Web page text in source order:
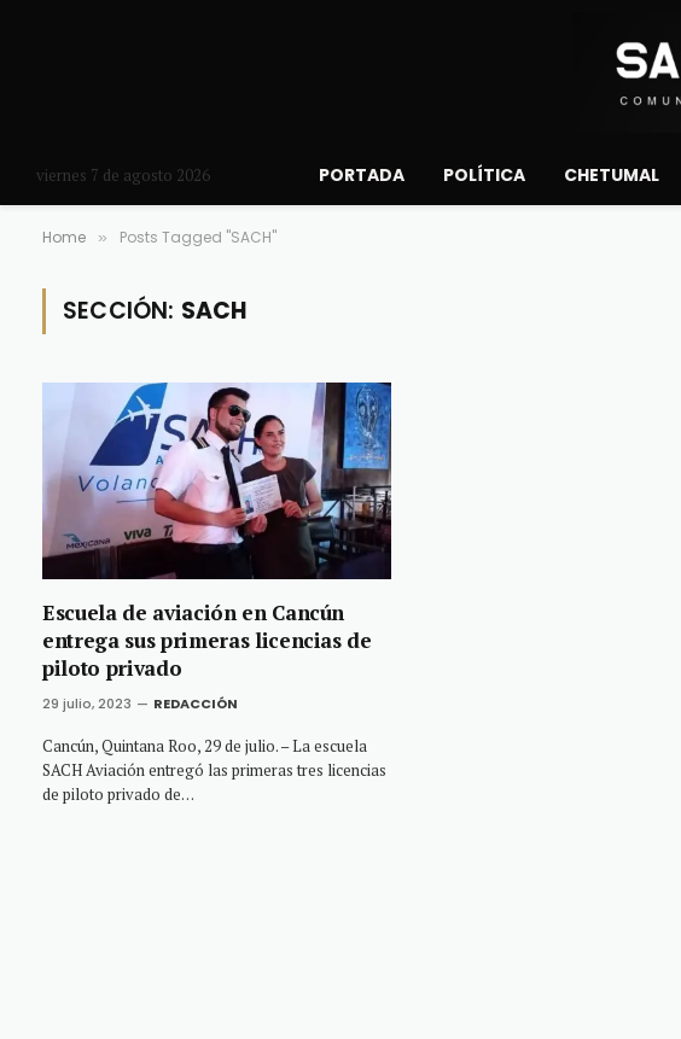
viernes 7 de agosto 2026 PORTADA POLÍTICA CHETUMAL
Home » Posts Tagged "SACH"
SECCIÓN: SACH
Escuela de aviación en Cancún
entrega sus primeras licencias de
piloto privado
29 julio, 2023 REDACCIÓN
Cancún, Quintana Roo, 29 de julio. – La escuela
SACH Aviación entregó las primeras tres licencias
de piloto privado de…